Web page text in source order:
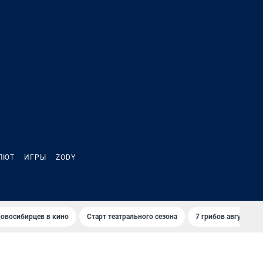
ИГРЫ ZODY
в кино Старт театрального сезона 7 грибов августа